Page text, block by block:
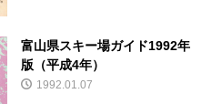
富山県スキー場ガイド1992年
版（平成4年）
1992.01.07